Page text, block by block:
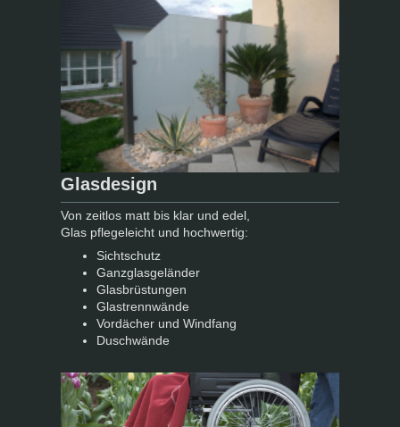
Glasdesign
Von zeitlos matt bis klar und edel,
Glas pflegeleicht und hochwertig:
Sichtschutz
Ganzglasgeländer
Glasbrüstungen
Glastrennwände
Vordächer und Windfang
Duschwände